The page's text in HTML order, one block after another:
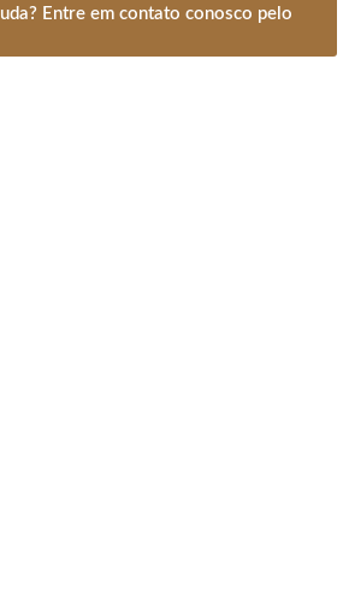
Entre em contato conosco pelo